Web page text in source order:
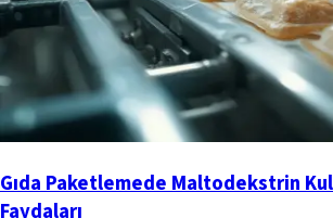
Gıda Paketlemede Maltodekstrin
Faydaları